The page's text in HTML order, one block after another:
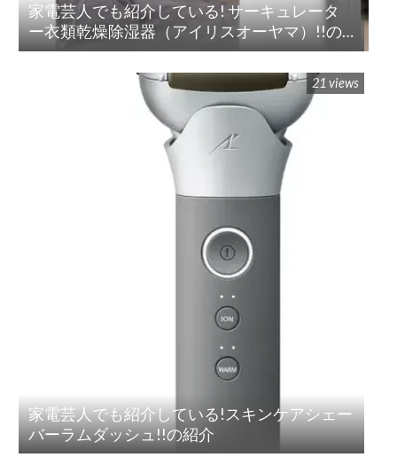
家電芸人でも紹介している! サーキュレータ
ー衣類乾燥除湿器（アイリスオーヤマ）!!の
紹介
家電芸人でも紹介している!スキンケアシェー
バーラムダッシュ!!の紹介
21 views